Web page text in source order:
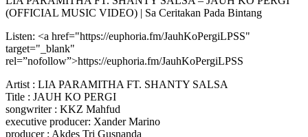
(OFFICIAL MUSIC VIDEO) | Sa Ceritakan Pada Bintang
Listen: <a href="https://euphoria.fm/JauhKoPergiLPSS"
target="_blank"
rel=”nofollow”>https://euphoria.fm/JauhKoPergiLPSS
Artist : LIA PARAMITHA FT. SHANTY SALSA
Title : JAUH KO PERGI
songwriter : KKZ Mahfud
executive producer: Xander Marino
producer : Akdes Tri Gusnanda